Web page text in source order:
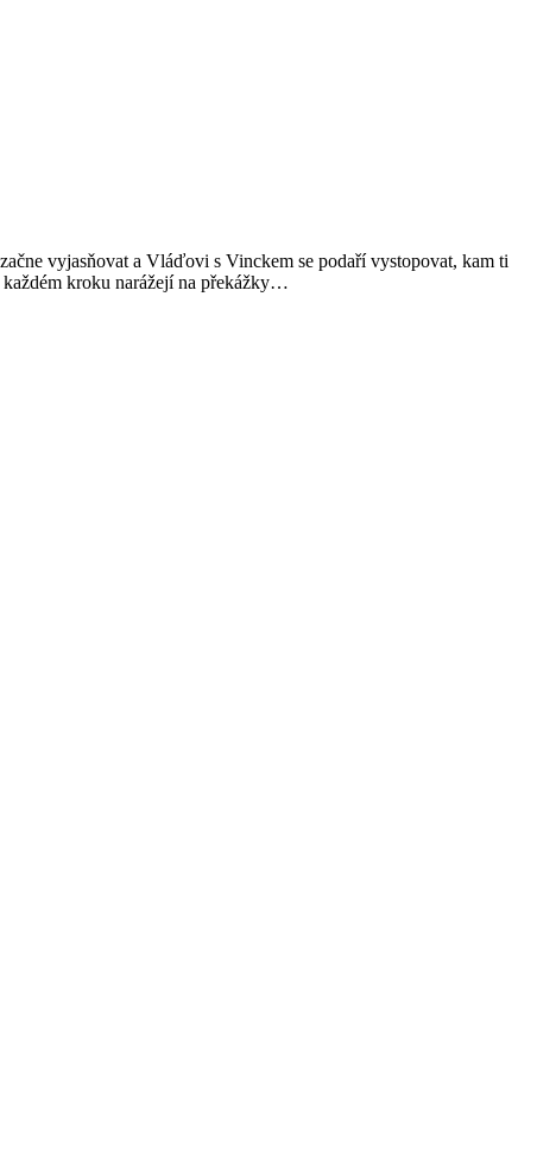
vyjasňovat a Vláďovi s Vinckem se podaří vystopovat, kam ti
každém kroku narážejí na překážky…